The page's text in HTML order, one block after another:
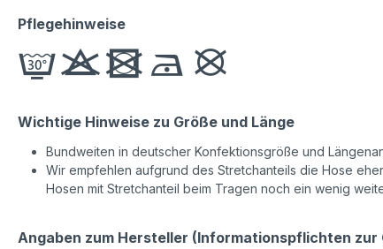
Pflegehinweise
Wichtige Hinweise zu Größe und Länge
Bundweiten in deutscher Konfektionsgröße und
Wir empfehlen aufgrund des Stretchanteils die Hose
Hosen mit Stretchanteil beim Tragen noch ein wenig
Angaben zum Hersteller (Informationspflichten